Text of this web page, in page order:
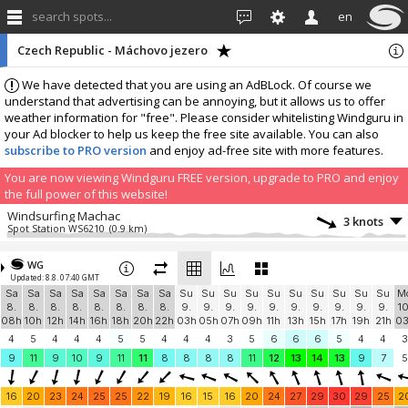
search spots... en
We have detected that you are using an AdBLock. Of course we
understand that advertising can be annoying, but it allows us to offer
weather information for "free". Please consider whitelisting Windguru in
your Ad blocker to help us keep the free site available. You can also
subscribe to PRO version and enjoy ad-free site with more features.
You are now viewing Windguru FREE version, upgrade to PRO and enjoy
the full power of this website!
Czech Republic - Máchovo jezero
Windsurfing Machac
Spot Station WS6210 (0.9 km) 3 knots
Jeviněves
Jeviněves paragliding
Přípeř
Přípeř PG Start 300m n.m. (38.6 km)
5.1 knots
Brná
Brná PG Start 450m n.m. (41.1 km)
4.7 knots
Čerťák
Čerťák PG Start 450m n.m. (42.3 km)
4.6 knots
PG Kozákov 734m.n.m
WG
Updated: 8.8. 07:40 GMT
Sa
8.
08h
Sa
8.
10h
Sa
8.
12h
Sa
8.
14h
Sa
8.
16h
Sa
8.
18h
Sa
8.
20h
Sa
8.
22h
Su
9.
03h
Su
9.
05h
Su
9.
07h
Su
9.
09h
Su
9.
11h
Su
9.
13h
Su
9.
15h
Su
9.
17h
Su
9.
19h
Su
9.
21h
4
5 4 4 4 5 5 4 4 4 3 5 6 6 6 5 4 4
3
9
11 9 10 9 11 11 8 8 8 8 11 12 13 14 13 9 7 5
16 20 23 24 25 25 22 19 16 15 16 20 24 27 29 30 29 25